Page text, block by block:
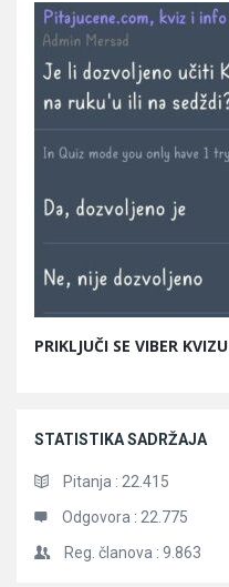
PRIKLJUČI SE VIBER KVIZU
STATISTIKA SADRŽAJA
Pitanja : 22.415
Odgovora : 22.775
Reg. članova : 9.863